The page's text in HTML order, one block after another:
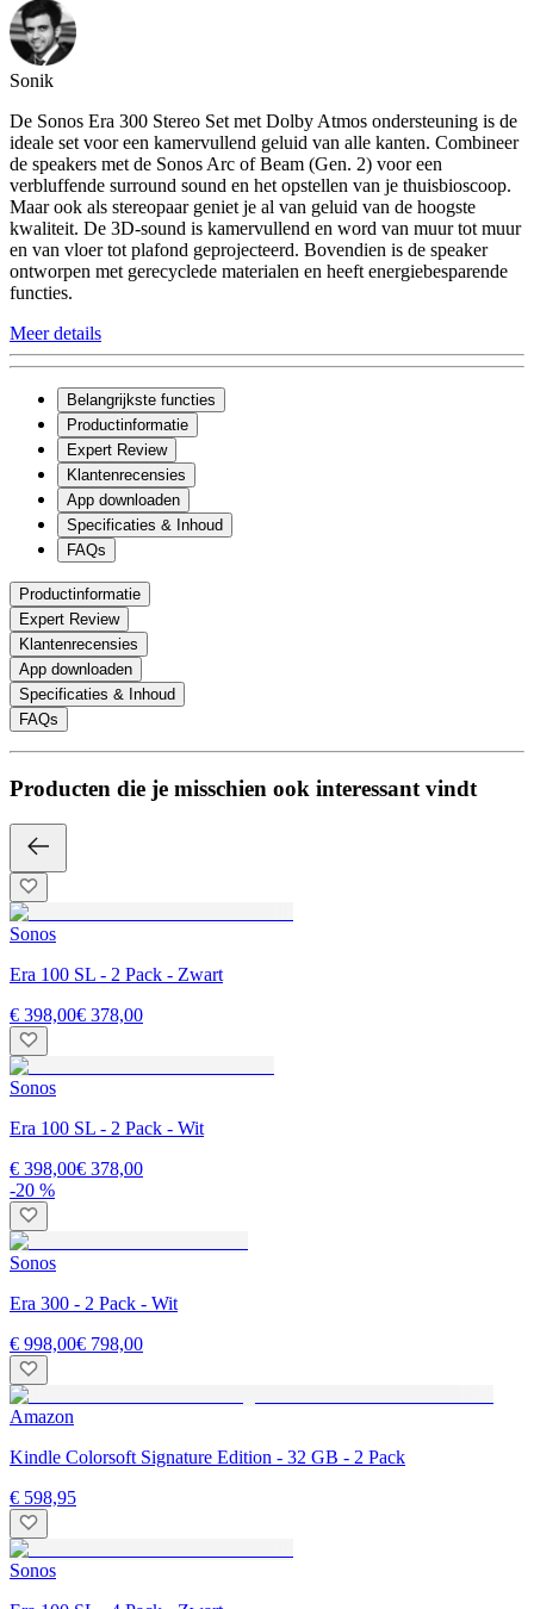
Sonik
De Sonos Era 300 Stereo Set met Dolby Atmos ondersteuning is de
ideale set voor een kamervullend geluid van alle kanten. Combineer
de speakers met de Sonos Arc of Beam (Gen. 2) voor een
verbluffende surround sound en het opstellen van je thuisbioscoop.
Maar ook als stereopaar geniet je al van geluid van de hoogste
kwaliteit. De 3D-sound is kamervullend en word van muur tot muur
en van vloer tot plafond geprojecteerd. Bovendien is de speaker
ontworpen met gerecyclede materialen en heeft energiebesparende
functies.
Meer details
Belangrijkste functies
Productinformatie
Expert Review
Klantenrecensies
App downloaden
Specificaties & Inhoud
FAQs
Productinformatie
Expert Review
Klantenrecensies
App downloaden
Specificaties & Inhoud
FAQs
Producten die je misschien ook interessant vindt
Sonos
Era 100 SL - 2 Pack - Zwart
€ 398,00€ 378,00
Sonos
Era 100 SL - 2 Pack - Wit
€ 398,00€ 378,00
-20 %
Sonos
Era 300 - 2 Pack - Wit
€ 998,00€ 798,00
Amazon
Kindle Colorsoft Signature Edition - 32 GB - 2 Pack
€ 598,95
Sonos